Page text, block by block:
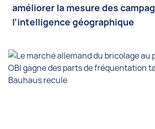
améliorer la mesure des
l’intelligence géographique